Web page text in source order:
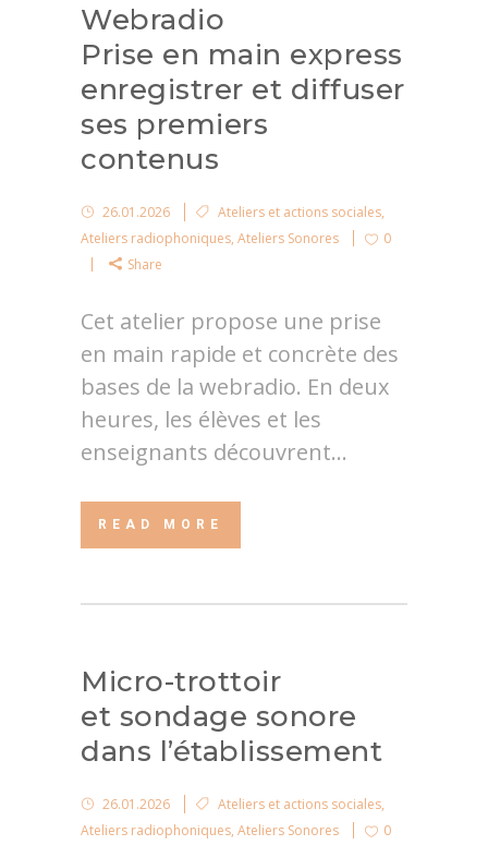
Webradio
Prise en main express
enregistrer et diffuser
ses premiers
contenus
26.01.2026 Ateliers et actions sociales,
Ateliers radiophoniques, Ateliers Sonores
0
Share
Cet atelier propose une prise
en main rapide et concrète des
bases de la webradio. En deux
heures, les élèves et les
enseignants découvrent...
READ MORE
Micro-trottoir
et sondage sonore
dans l’établissement
26.01.2026 Ateliers et actions sociales,
Ateliers radiophoniques, Ateliers Sonores
0